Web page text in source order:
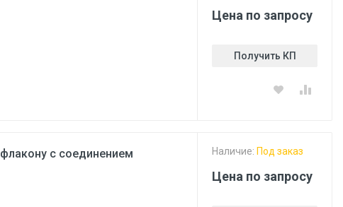
Цена по запросу
Получить КП
с соединением
Наличие: Под заказ
Цена по запросу